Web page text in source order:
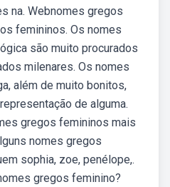
na. Webnomes gregos
femininos. Os nomes
são muito procurados
milenares. Os nomes
além de muito bonitos,
de alguma.
gregos femininos mais
nomes gregos
sophia, zoe, penélope,.
gregos feminino?